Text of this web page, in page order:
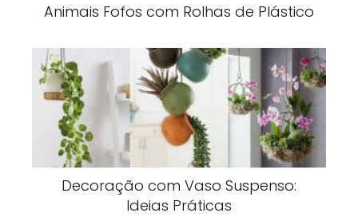
Animais Fofos com Rolhas de Plástico
Decoração com Vaso Suspenso:
Ideias Práticas